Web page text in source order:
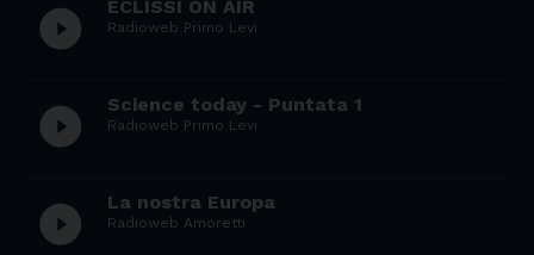
play_circle_filled ECLISSI ON AIR
Radioweb Primo Levi
play_circle_filled Science today - Puntata 1
Radioweb Primo Levi
play_circle_filled La nostra Europa
Radioweb Amoretti